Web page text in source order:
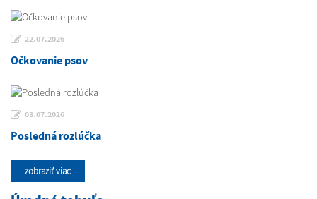
22.07.2026
Očkovanie psov
03.07.2026
Posledná rozlúčka
zobraziť viac